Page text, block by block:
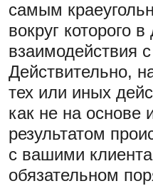
самым
вокруг которого
взаимодействия
Действительно,
тех или иных
как не на основе
результатом
с вашими
обязательном